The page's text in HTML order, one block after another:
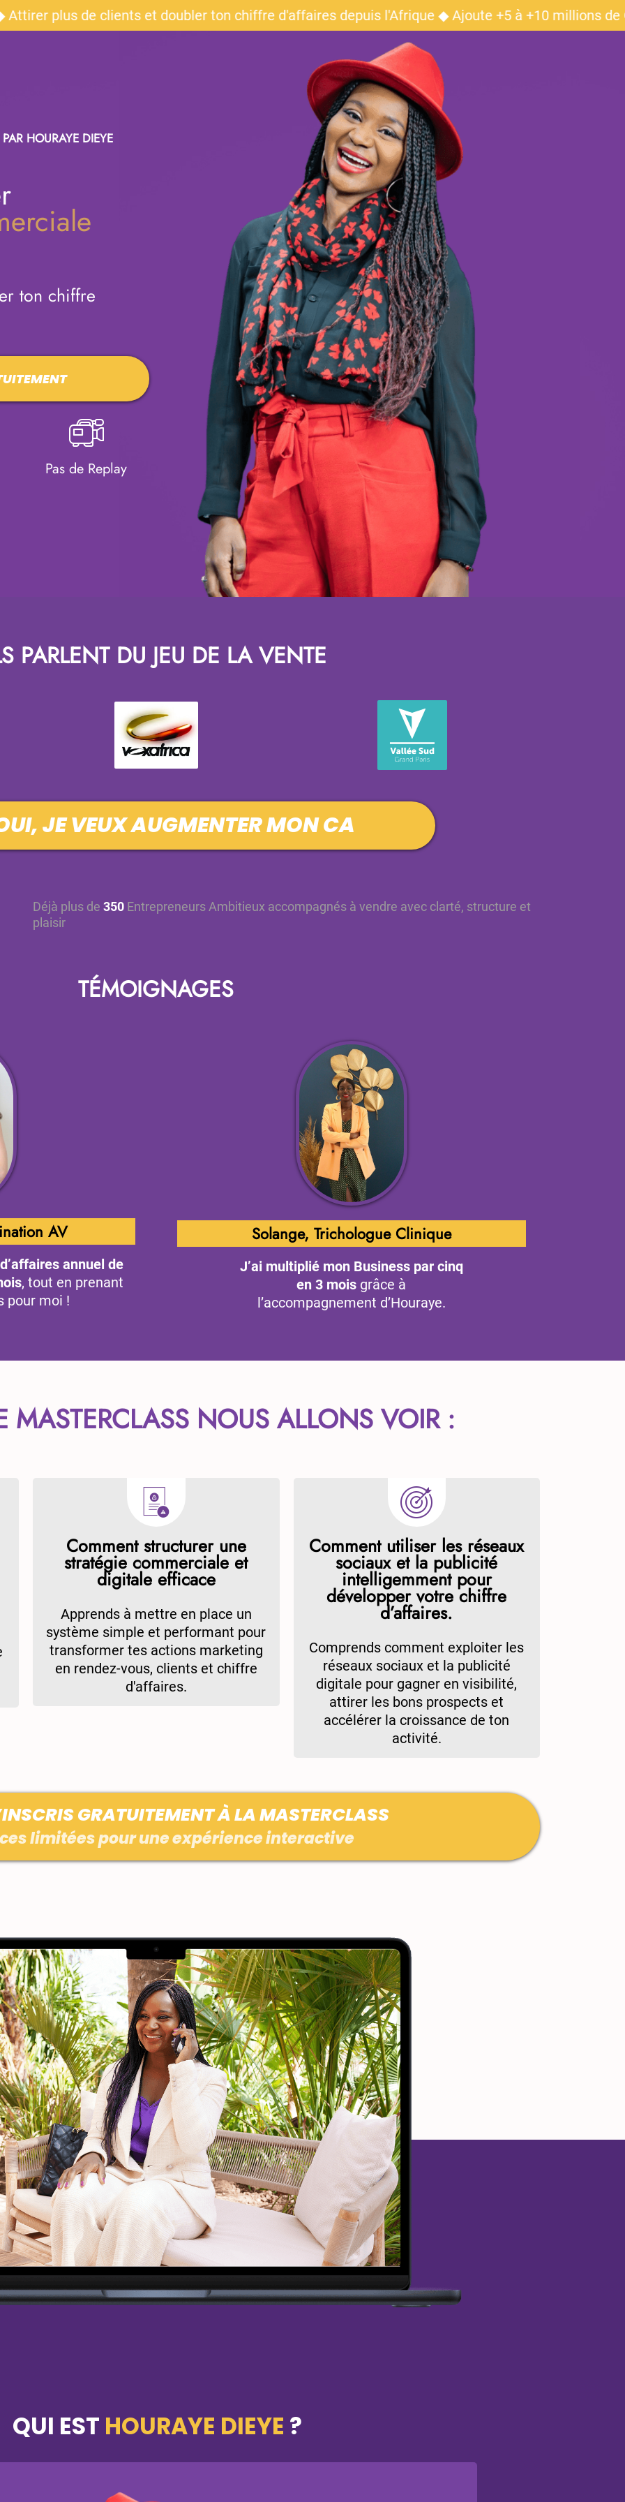
plus de clients et doubler ton chiffre d'affaires depuis l'Afrique ◆ Ajoute +5 à +10 millions de
HOURAYE DIEYE
ton chiffre
Pas de Replay
PARLENT DU JEU DE LA VENTE
JE VEUX AUGMENTER MON CA
Déjà plus de350 Entrepreneurs Ambitieux accompagnés à vendre avec clarté, structure et
plaisir
TÉMOIGNAGES
AV
annuel de
, tout en prenant
pour moi !
Solange, Trichologue Clinique
J’ai multiplié mon Business par cinq
en 3 mois grâce à
l’accompagnement d’Houraye.
MASTERCLASS NOUS ALLONS VOIR :
Comment structurer une
stratégie commerciale et
digitale efficace
Apprends à mettre en place un
système simple et performant pour
transformer tes actions marketing
en rendez-vous, clients et chiffre
d'affaires.
Comment utiliser les réseaux
sociaux et la publicité
intelligemment pour
développer votre chiffre
d’affaires.
Comprends comment exploiter les
réseaux sociaux et la publicité
digitale pour gagner en visibilité,
attirer les bons prospects et
accélérer la croissance de ton
activité.
GRATUITEMENT À LA MASTERCLASS
limitées pour une expérience interactive
QUI EST HOURAYE DIEYE ?